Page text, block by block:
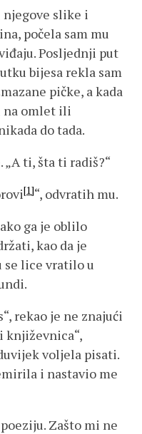
slike i
počela sam mu
Posljednji put
bijesa rekla sam
pičke, a kada
na omlet ili
do tada.
„A ti, šta ti radiš?“
[1]“, odvratih mu.
ga je oblilo
kao da je
se lice vratilo u
rekao je ne znajući
književnica“,
voljela pisati.
i nastavio me
Zašto mi ne